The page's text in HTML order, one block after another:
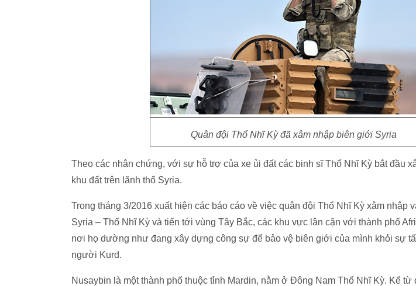
Quân đội Thổ Nhĩ Kỳ đã xâm nhập biên giới Syria
Theo các nhân chứng, với sự hỗ trợ của xe ủi đất các binh sĩ Thổ Nhĩ Kỳ bắt đầu
khu đất trên lãnh thổ Syria.
Trong tháng 3/2016 xuất hiện các báo cáo về việc quân đội Thổ Nhĩ Kỳ xâm nhập
Syria – Thổ Nhĩ Kỳ và tiến tới vùng Tây Bắc, các khu vực lân cận với thành phố
nơi họ dường như đang xây dựng công sự để bảo vệ biên giới của mình khỏi sự
người Kurd.
Nusaybin là một thành phố thuộc tỉnh Mardin, nằm ở Đông Nam Thổ Nhĩ Kỳ. Kể từ